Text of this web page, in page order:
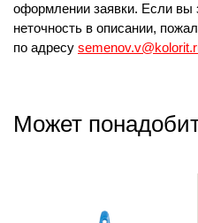
оформлении заявки. Если вы
неточность в описании,
по адресу
Может